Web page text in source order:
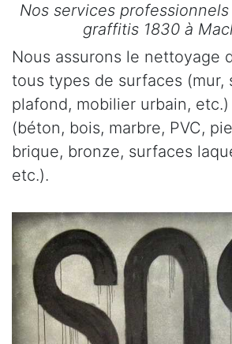
Nos services professionnels
graffitis 1830 à
Nous assurons le nettoyage
tous types de surfaces (mur,
plafond, mobilier urbain,
(béton, bois, marbre, PVC,
brique, bronze, surfaces
etc.).